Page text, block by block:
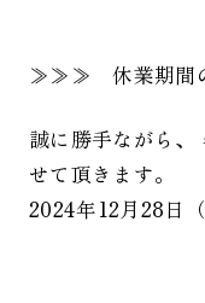
≫≫≫ 休業期間
誠に勝手ながら、
せて頂きます。
2024年12月28日